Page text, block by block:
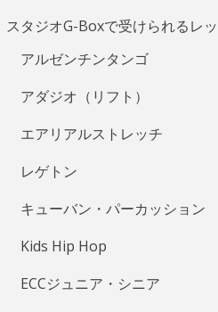
スタジオG-Boxで受けられるレ
アルゼンチンタンゴ
アダジオ（リフト）
エアリアルストレッチ
レゲトン
キューバン・パーカッション
Kids Hip Hop
ECCジュニア・シニア